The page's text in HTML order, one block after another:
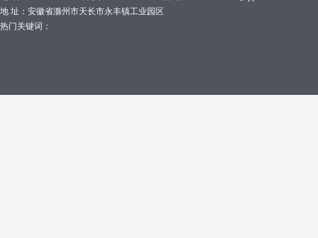
地 址：安徽省滁州市天长市永丰镇工业园区
热门关键词：